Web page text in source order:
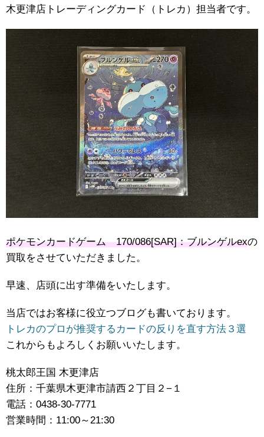
木更津店トレーディングカード（トレカ）担当者です。
ポケモンカードゲーム 170/086[SAR]：ブルンゲルexの
買取をさせていただきました。
早速、店頭に出す準備をいたします。
当店ではお客様に役立つブログも書いております。
トレカのプロが推奨するカードの反りを直す方法３選
これからもよろしくお願いいたします。
桃太郎王国 木更津店
住所：千葉県木更津市請西２丁目２−１
電話：0438-30-7771
営業時間：11:00～21:30